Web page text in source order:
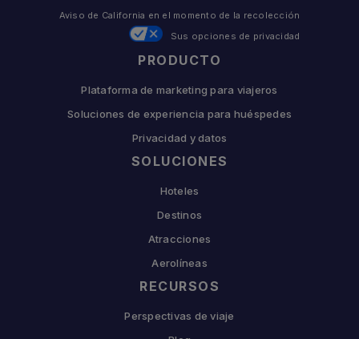
PRODUCTO
Plataforma de marketing para viajeros
Soluciones de experiencia para huéspedes
Privacidad y datos
SOLUCIONES
Hoteles
Destinos
Atracciones
Aerolíneas
RECURSOS
Perspectivas de viaje
Aviso de California en el momento de la recolección
Sus opciones de privacidad